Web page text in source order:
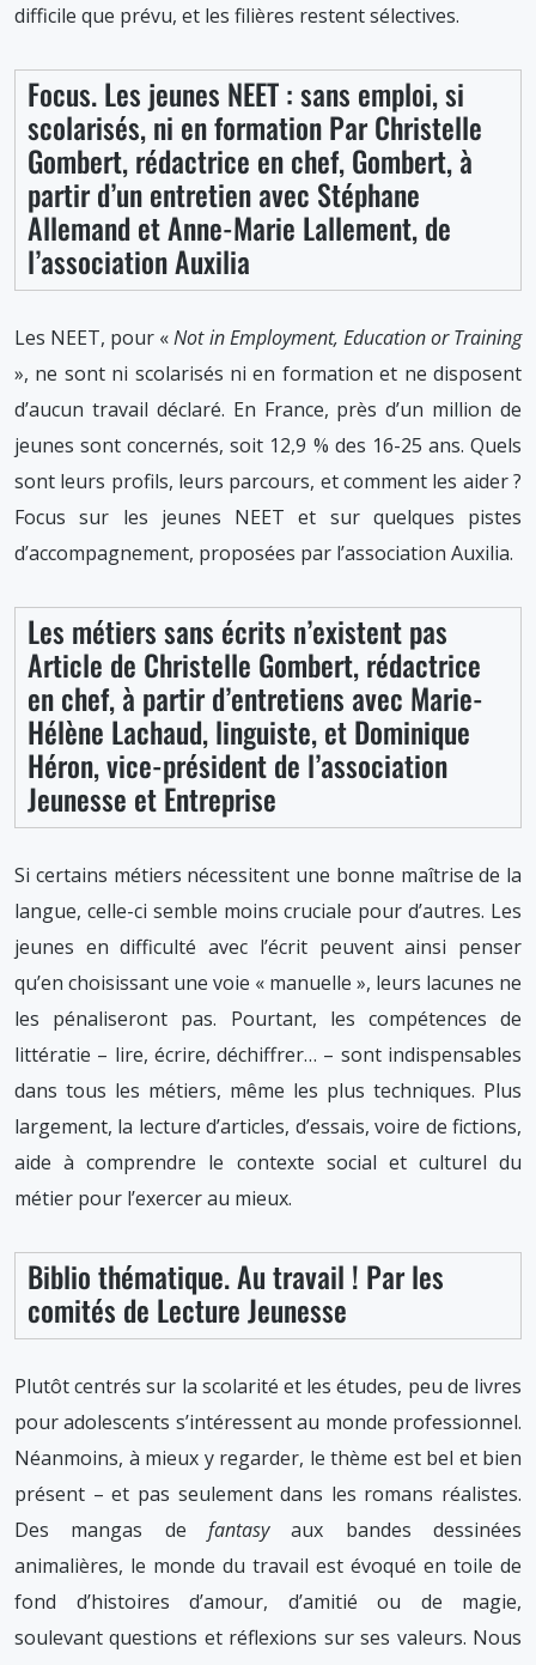
difficile que prévu, et les filières restent sélectives.
Focus. Les jeunes NEET : sans emploi, si
scolarisés, ni en formation Par Christelle
Gombert, rédactrice en chef, Gombert, à
partir d’un entretien avec Stéphane
Allemand et Anne-Marie Lallement, de
l’association Auxilia
Les NEET, pour «Not in Employment, Education or Training
», ne sont ni scolarisés ni en formation et ne disposent
d’aucun travail déclaré. En France, près d’un million de
jeunes sont concernés, soit 12,9 % des 16-25 ans. Quels
sont leurs profils, leurs parcours, et comment les aider ?
Focus sur les jeunes NEET et sur quelques pistes
d’accompagnement, proposées par l’association Auxilia.
Les métiers sans écrits n’existent pas
Article de Christelle Gombert, rédactrice
en chef, à partir d’entretiens avec Marie-
Hélène Lachaud, linguiste, et Dominique
Héron, vice-président de l’association
Jeunesse et Entreprise
Si certains métiers nécessitent une bonne maîtrise de la
langue, celle-ci semble moins cruciale pour d’autres. Les
jeunes en difficulté avec l’écrit peuvent ainsi penser
qu’en choisissant une voie « manuelle », leurs lacunes ne
les pénaliseront pas. Pourtant, les compétences de
littératie – lire, écrire, déchiffrer… – sont indispensables
dans tous les métiers, même les plus techniques. Plus
largement, la lecture d’articles, d’essais, voire de fictions,
aide à comprendre le contexte social et culturel du
métier pour l’exercer au mieux.
Biblio thématique. Au travail ! Par les
comités de Lecture Jeunesse
Plutôt centrés sur la scolarité et les études, peu de livres
pour adolescents s’intéressent au monde professionnel.
Néanmoins, à mieux y regarder, le thème est bel et bien
présent – et pas seulement dans les romans réalistes.
Des mangas de fantasyaux bandes dessinées
animalières, le monde du travail est évoqué en toile de
fond d’histoires d’amour, d’amitié ou de magie,
soulevant questions et réflexions sur ses valeurs. Nous